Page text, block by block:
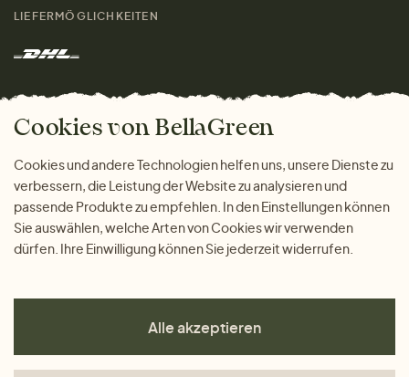
Kontakt
Marken
Das freundliche Magazin
Herren
Geschenke
Warum bei uns einkaufen
LIEFERMÖGLICHKEITEN
ZAHLUNGSMÖGLICHKEITEN
Cookies von BellaGreen
Cookies und andere Technologien helfen uns, unsere Dienste zu
verbessern, die Leistung der Website zu analysieren und
passende Produkte zu empfehlen. In den Einstellungen können
Sie auswählen, welche Arten von Cookies wir verwenden
dürfen. Ihre Einwilligung können Sie jederzeit widerrufen.
Alle akzeptieren